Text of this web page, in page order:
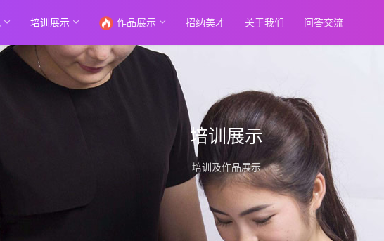
培训展示 作品展示 招纳美才 关于我们 问答交流
培训展示
培训及作品展示